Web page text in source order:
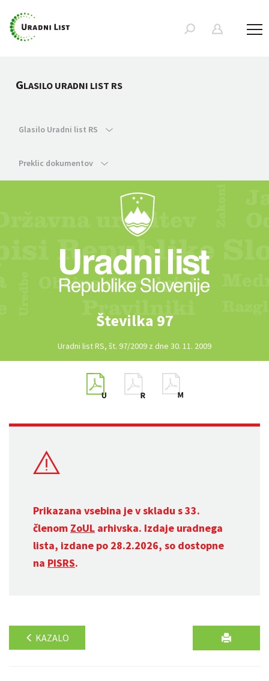
GLASILO URADNI LIST RS
Glasilo Uradni list RS
Preklic dokumentov
Številka 97
Uradni list RS, št. 97/2009 z dne 30. 11. 2009
Prikazana vsebina je v skladu s 33.
členom ZoUL arhivska. Izdaje uradnega
lista, izdane po 28.2.2026, so dostopne
na PISRS.
KAZALO